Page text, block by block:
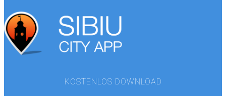
KOSTENLOS DOWNLOAD